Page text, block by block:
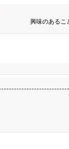
興味のあるこ